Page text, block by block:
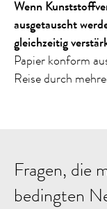
Wenn
ausgetauscht
gleichzeitig
Papier konform
Reise durch
Fragen, die
bedingten